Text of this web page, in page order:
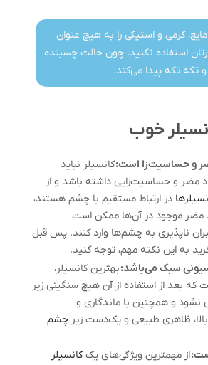
مایع، کرمی و استیکی را به هیچ عنوان
استفاده نکنید. چون حالت چسبنده
و تکه تکه پیدا می‌کند.
خوب
و حساسیت‌زا است:کانسیلر نباید
مضر و حساسیت‌زایی داشته باشد و از
در ارتباط مستقیم با چشم هستند،
مضر موجود در آن‌ها ممکن است
ناپذیری به چشم‌ها وارد کنند. پس قبل
به این نکته مهم، توجه کنید.
سبک می‌باشد:بهترین کانسیلر،
که بعد از استفاده از آن هیچ سنگینی زیر
و همچنین با ماندگاری و
ظاهری طبیعی و یک‌دست زیر چشم
از مهمترین ویژگی‌های یککانسیلر